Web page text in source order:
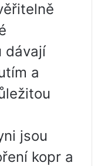
dávají
a
jsou
kopr a